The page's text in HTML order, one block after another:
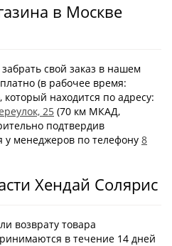
в Москве
свой заказ в нашем
(в рабочее время:
находится по адресу:
25 (70 км МКАД,
подтвердив
у менеджеров по телефону 8
Хендай Солярис
возврату товара
в течение 14 дней